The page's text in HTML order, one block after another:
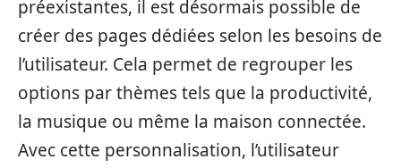
préexistantes, il est désormais possible de
créer des pages dédiées selon les besoins de
l’utilisateur. Cela permet de regrouper les
options par thèmes tels que la productivité,
la musique ou même la maison connectée.
Avec cette personnalisation, l’utilisateur